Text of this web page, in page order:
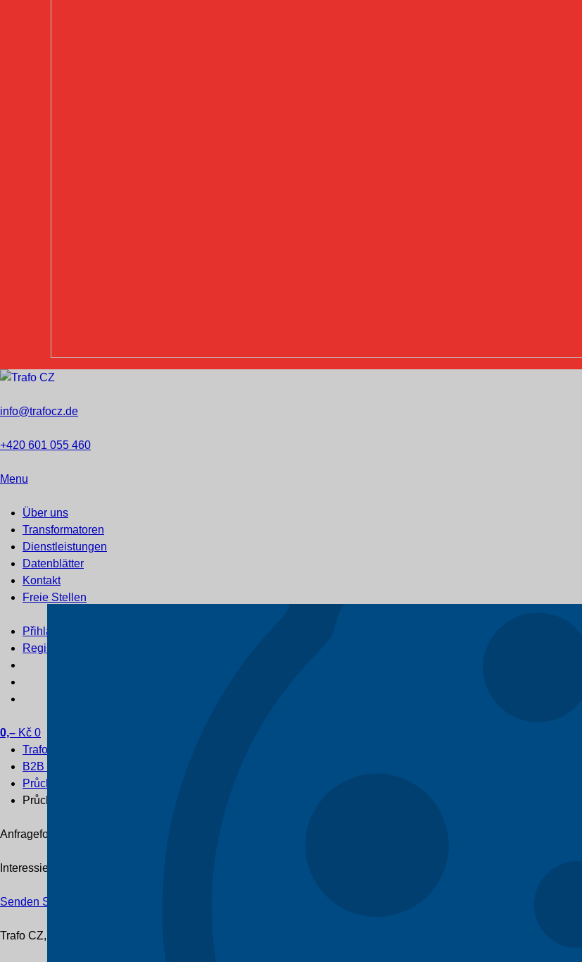
info@trafocz.de
+420 601 055 460
Menu
Über uns
Transformatoren
Dienstleistungen
Datenblätter
Kontakt
Freie Stellen
Přihlášení
Registrace
0,– Kč 0
Trafo CZ
B2B e-shop
Průchodky
Průchodka EN 1/630
Anfrageformular
Interessieren Sie sich für einen bestimmten Typ Transformator? Sie erhalten das Angebot zusammen mit den
Senden Sie uns Ihre Anfrage
Trafo CZ, a.s.